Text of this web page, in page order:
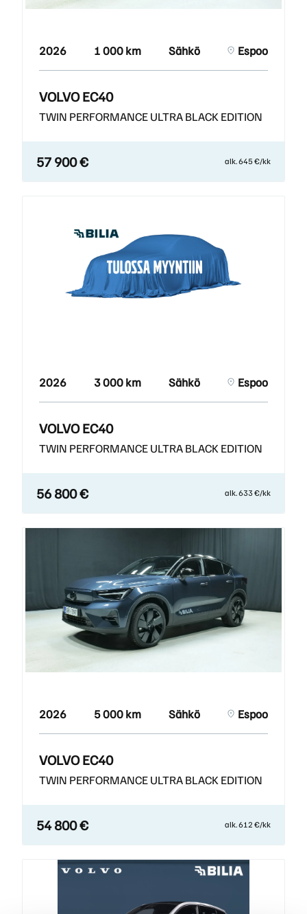
2026 1 000 km Sähkö Espoo
VOLVO EC40
TWIN PERFORMANCE ULTRA BLACK EDITION
57 900 € alk. 645 €/kk
2026 3 000 km Sähkö Espoo
VOLVO EC40
TWIN PERFORMANCE ULTRA BLACK EDITION
56 800 € alk. 633 €/kk
2026 5 000 km Sähkö Espoo
VOLVO EC40
TWIN PERFORMANCE ULTRA BLACK EDITION
54 800 € alk. 612 €/kk